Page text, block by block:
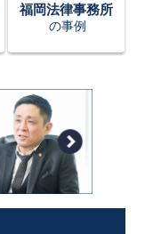
福岡法律事務所
の事例